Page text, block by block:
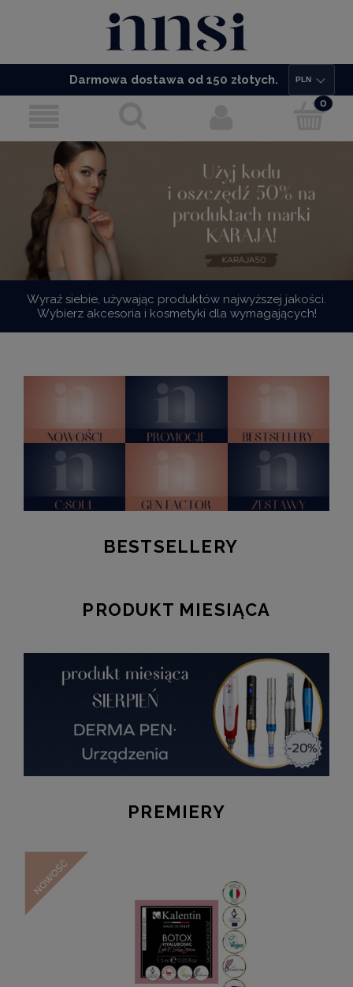
Darmowa dostawa od 150 złotych.
Wyraź siebie, używając produktów najwyższej jakości.
Wybierz akcesoria i kosmetyki dla wymagających!
BESTSELLERY
PRODUKT MIESIĄCA
PREMIERY